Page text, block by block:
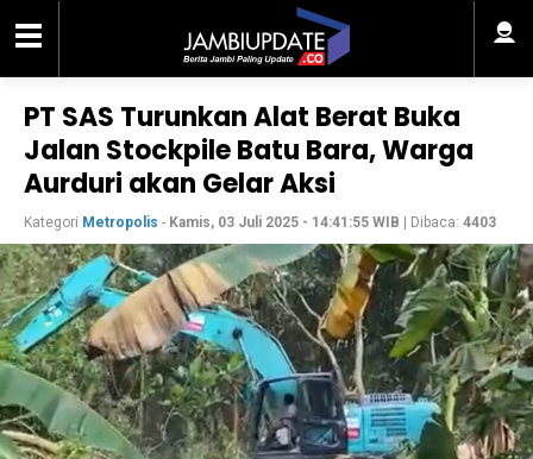
PT SAS Turunkan Alat Berat Buka
Jalan Stockpile Batu Bara, Warga
Aurduri akan Gelar Aksi
Kategori Metropolis - Kamis, 03 Juli 2025 - 14:41:55 WIB | Dibaca: 4403